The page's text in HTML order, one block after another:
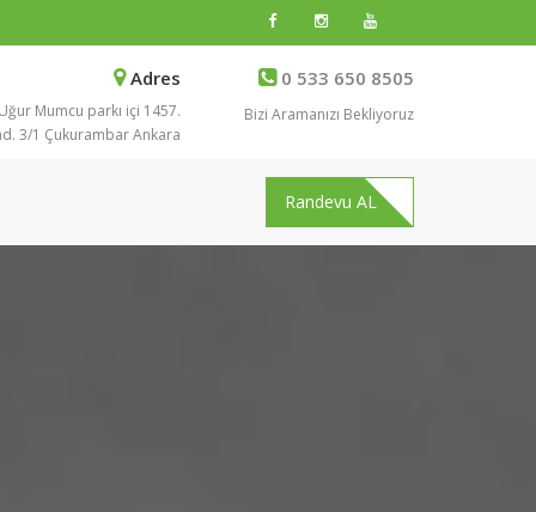
Adres
Mumcu parkı içi 1457.
3/1 Çukurambar Ankara
0 533 650 8505
Bizi Aramanızı Bekliyoruz
Randevu AL